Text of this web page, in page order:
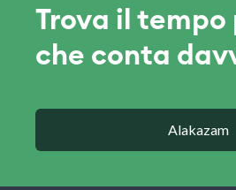
Trova il tempo
che conta
Alakazam